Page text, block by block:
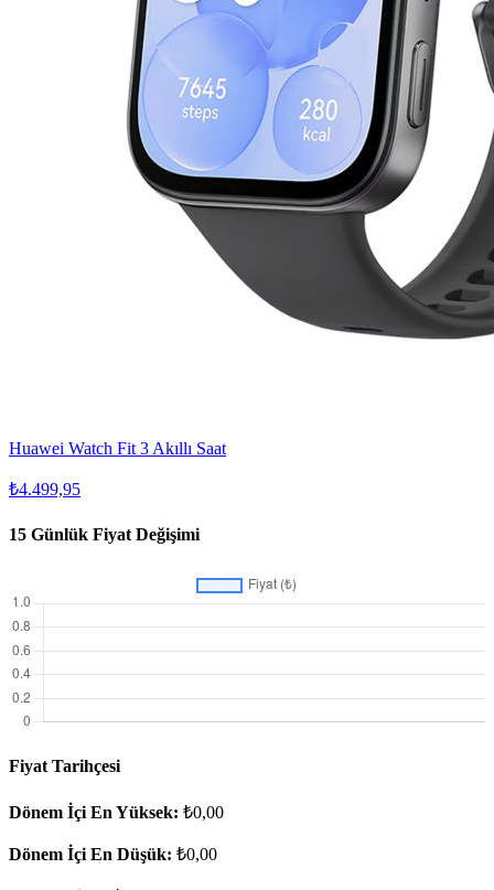
Huawei Watch Fit 3 Akıllı Saat
₺4.499,95
15 Günlük Fiyat Değişimi
Fiyat Tarihçesi
Dönem İçi En Yüksek: ₺0,00
Dönem İçi En Düşük: ₺0,00